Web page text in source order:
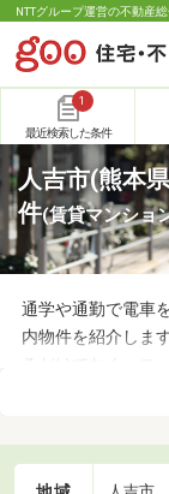
NTTグループ運営の不動産
1
最近検索した条件
人吉市(熊本
件(賃貸マンショ
通学や通勤で電車
内物件を紹介しま
るだけでなく、ス
とも魅力。物件数
ょう。